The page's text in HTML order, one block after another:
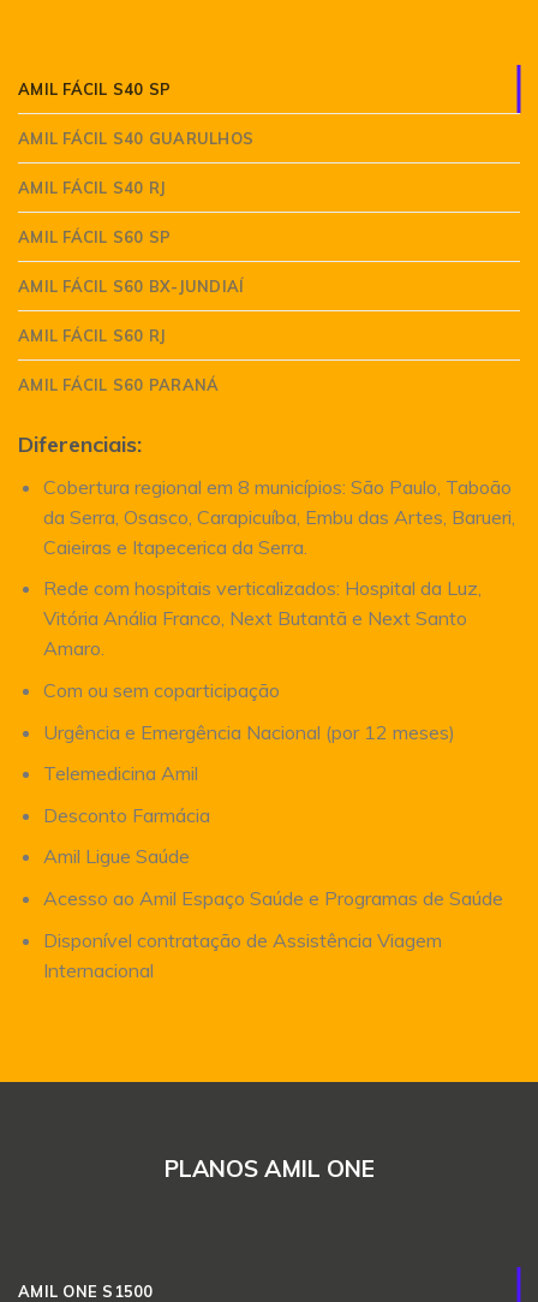
AMIL FÁCIL S40 SP
AMIL FÁCIL S40 GUARULHOS
AMIL FÁCIL S40 RJ
AMIL FÁCIL S60 SP
AMIL FÁCIL S60 BX-JUNDIAÍ
AMIL FÁCIL S60 RJ
AMIL FÁCIL S60 PARANÁ
Diferenciais:
Cobertura regional em 8 municípios: São Paulo, Taboão
da Serra, Osasco, Carapicuíba, Embu das Artes, Barueri,
Caieiras e Itapecerica da Serra.
Rede com hospitais verticalizados: Hospital da Luz,
Vitória Anália Franco, Next Butantã e Next Santo
Amaro.
Com ou sem coparticipação
Urgência e Emergência Nacional (por 12 meses)
Telemedicina Amil
Desconto Farmácia
Amil Ligue Saúde
Acesso ao Amil Espaço Saúde e Programas de Saúde
Disponível contratação de Assistência Viagem
Internacional
PLANOS AMIL ONE
AMIL ONE S1500